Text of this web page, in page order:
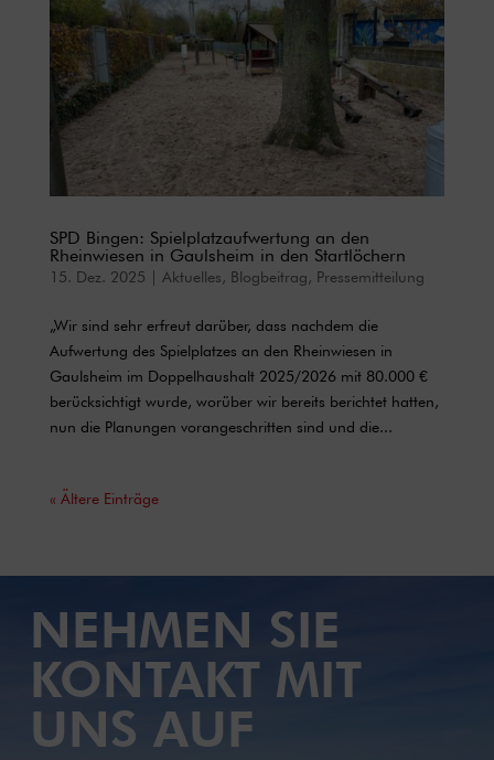
SPD Bingen: Spielplatzaufwertung an den
Rheinwiesen in Gaulsheim in den Startlöchern
15. Dez. 2025 Aktuelles, Blogbeitrag, Pressemitteilung
„Wir sind sehr erfreut darüber, dass nachdem die
Aufwertung des Spielplatzes an den Rheinwiesen in
Gaulsheim im Doppelhaushalt 2025/2026 mit 80.000 €
berücksichtigt wurde, worüber wir bereits berichtet hatten,
nun die Planungen vorangeschritten sind und die...
« Ältere Einträge
NEHMEN SIE
KONTAKT MIT
UNS AUF